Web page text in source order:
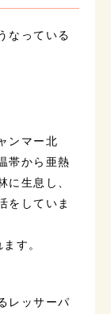
なっている
ンマー北
帯から亜熱
に生息し、
をしていま
す。
レッサーパ